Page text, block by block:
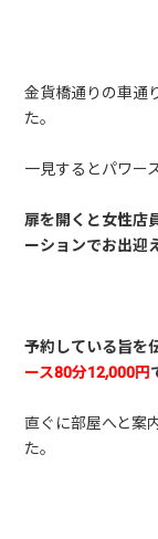
金貨橋通りの車通
た。
一見するとパワー
扉を開くと女性店
ーションでお出迎
予約している旨を
ース80分12,000円
直ぐに部屋へと案
た。